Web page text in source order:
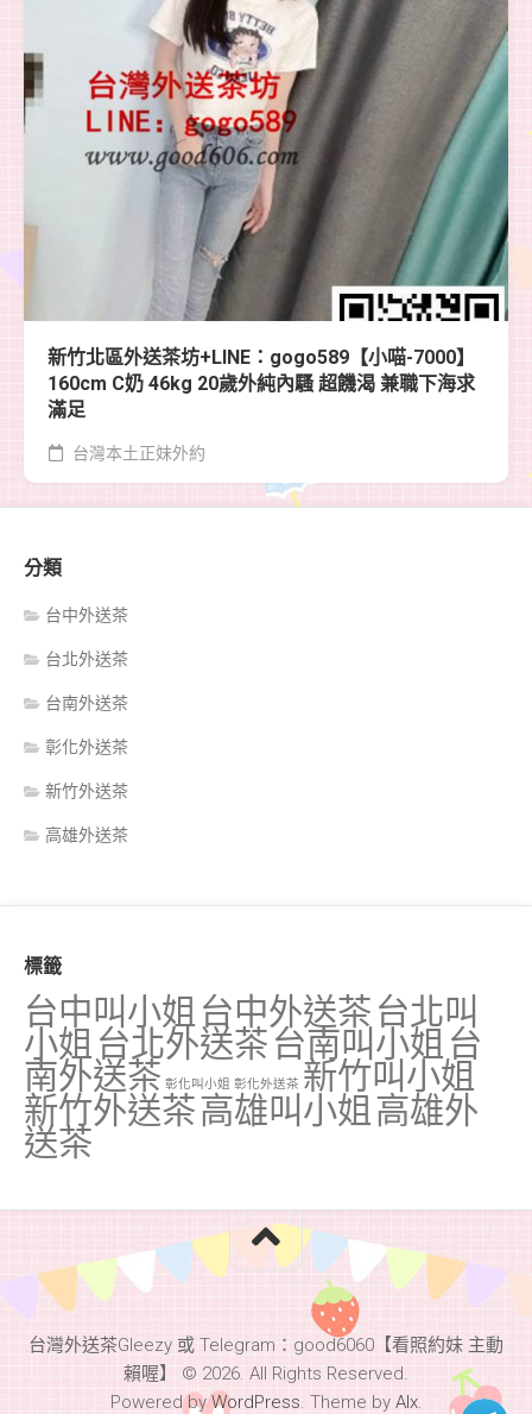
新竹北區外送茶坊+LINE：gogo589【小喵-7000】
160cm C奶 46kg 20歲外純內騷 超饑渴 兼職下海求
滿足
台灣本土正妹外約
分類
台中外送茶
台北外送茶
台南外送茶
彰化外送茶
新竹外送茶
高雄外送茶
標籤
台中叫小姐 台中外送茶 台北叫
小姐 台北外送茶 台南叫小姐 台
南外送茶 彰化叫小姐 彰化外送茶 新竹叫小姐
新竹外送茶高雄叫小姐 高雄外
送茶
台灣外送茶Gleezy 或 Telegram：good6060【看照約妹 主動
賴喔】 © 2026. All Rights Reserved.
Powered byWordPress . Theme by Alx.